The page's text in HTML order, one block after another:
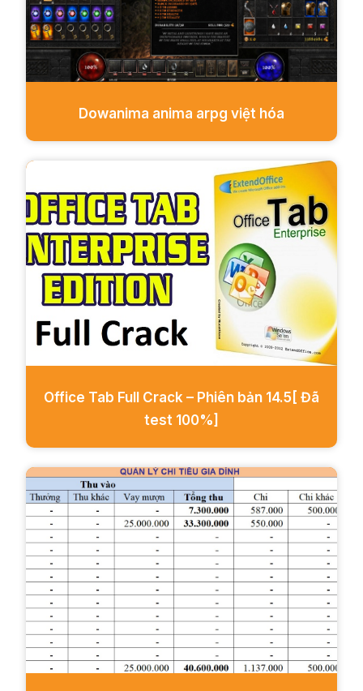
Dowanima anima arpg việt hóa
Office Tab Full Crack – Phiên bản 14.5[ Đã
test 100%]